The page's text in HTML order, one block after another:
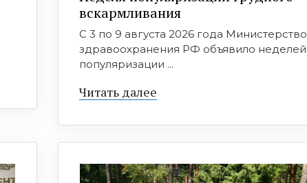
вскармливания
С 3 по 9 августа 2026 года Министерство
здравоохранения РФ объявило неделей
популяризации ...
Читать далее